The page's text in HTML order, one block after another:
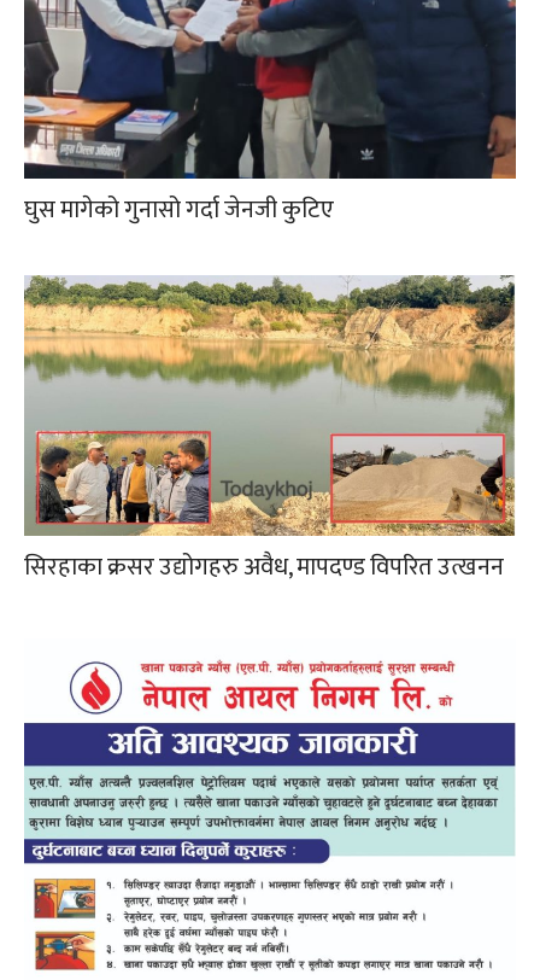
घुस मागेको गुनासो गर्दा जेनजी कुटिए
सिरहाका क्रसर उद्योगहरु अवैध, मापदण्ड विपरित उत्खनन